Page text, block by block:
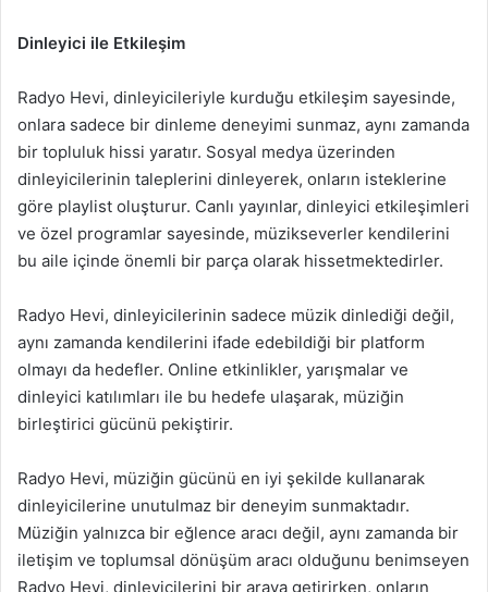
Dinleyici ile Etkileşim
Radyo Hevi, dinleyicileriyle kurduğu etkileşim sayesinde,
onlara sadece bir dinleme deneyimi sunmaz, aynı zamanda
bir topluluk hissi yaratır. Sosyal medya üzerinden
dinleyicilerinin taleplerini dinleyerek, onların isteklerine
göre playlist oluşturur. Canlı yayınlar, dinleyici etkileşimleri
ve özel programlar sayesinde, müzikseverler kendilerini
bu aile içinde önemli bir parça olarak hissetmektedirler.
Radyo Hevi, dinleyicilerinin sadece müzik dinlediği değil,
aynı zamanda kendilerini ifade edebildiği bir platform
olmayı da hedefler. Online etkinlikler, yarışmalar ve
dinleyici katılımları ile bu hedefe ulaşarak, müziğin
birleştirici gücünü pekiştirir.
Radyo Hevi, müziğin gücünü en iyi şekilde kullanarak
dinleyicilerine unutulmaz bir deneyim sunmaktadır.
Müziğin yalnızca bir eğlence aracı değil, aynı zamanda bir
iletişim ve toplumsal dönüşüm aracı olduğunu benimseyen
Radyo Hevi, dinleyicilerini bir araya getirirken, onların